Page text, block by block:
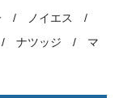
/
ノイエス /
ナツッジ /
マ